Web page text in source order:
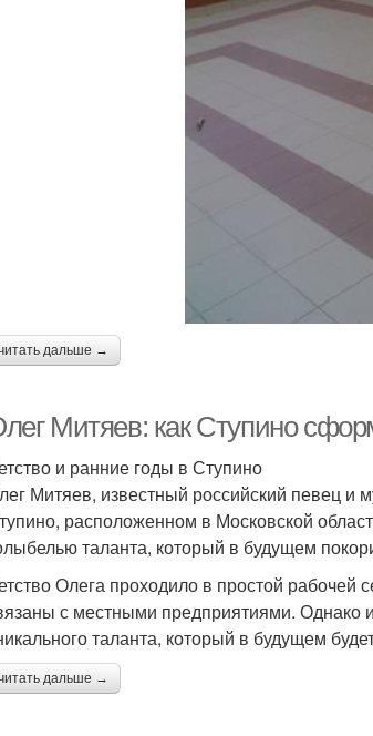
дальше →
Митяев: как Ступино
и ранние годы в Ступино
Митяев, известный российский певец и
расположенном в Московской
таланта, который в будущем
Олега проходило в простой рабочей
с местными предприятиями. Однако
таланта, который в будущем
дальше →